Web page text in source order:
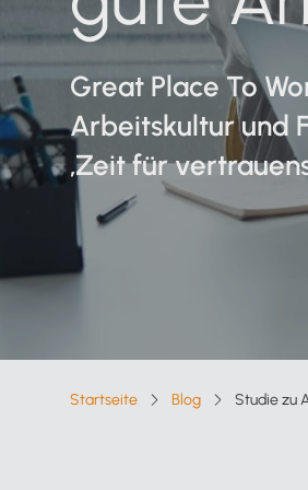
Alle Funktionen für
Lexware Office
Buchungsmandanten
Kanzleisoftware
Kostenloser Support
Online arbeiten
Alle Vorteile auf einen
Starter-Paket
Great Place To
Arbeitskultur und
‚Zeit für
Breadcrumb-Navigation
Startseite Blog Studie zu